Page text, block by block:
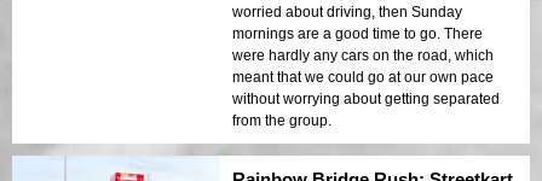
worried about driving, then Sunday
mornings are a good time to go. There
were hardly any cars on the road, which
meant that we could go at our own pace
without worrying about getting separated
from the group.